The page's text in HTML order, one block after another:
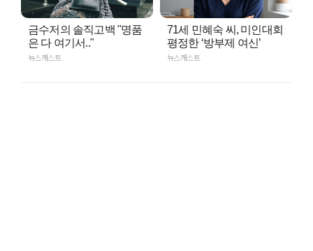
금수저의 솔직고백 "명품
은 다 여기서.."
뉴스캐스트
71세 민혜숙 씨, 미인대회
평정한 ‘방부제 여신’
뉴스캐스트